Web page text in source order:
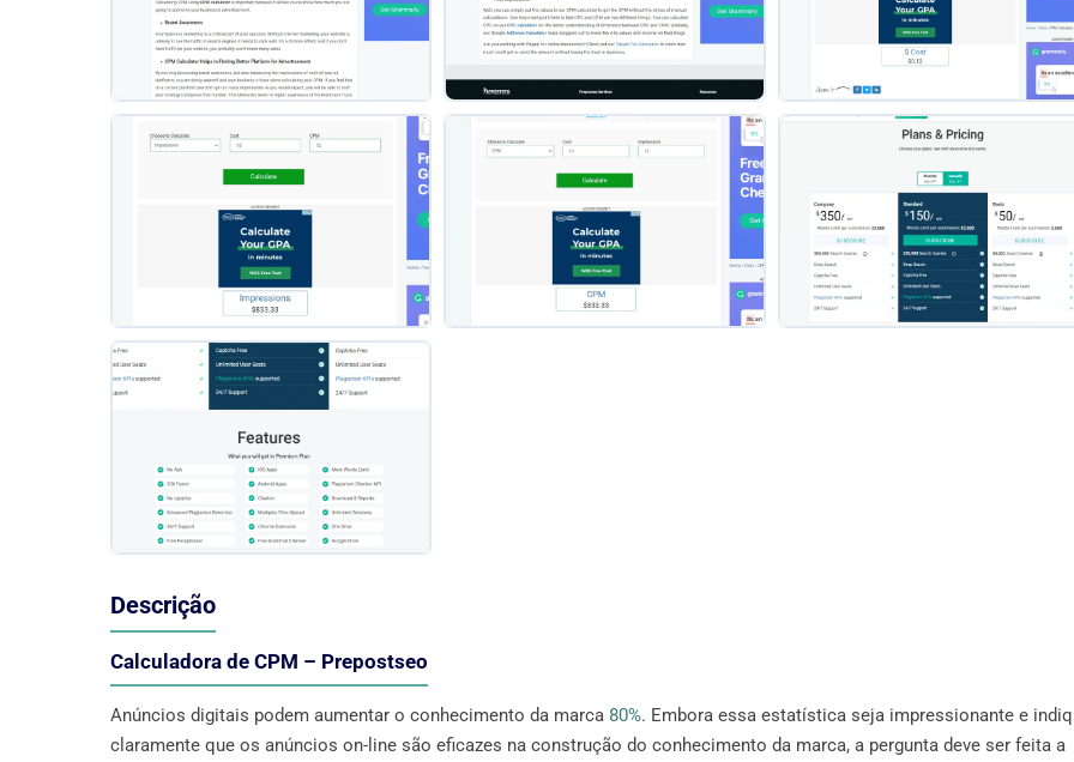
Descrição
Calculadora de CPM – Prepostseo
Anúncios digitais podem aumentar o conhecimento da marca 80%. Embora essa estatística seja impressionante e
claramente que os anúncios on-line são eficazes na construção do conhecimento da marca, a pergunta deve ser feita a